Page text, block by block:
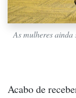
As mulheres
Acabo de